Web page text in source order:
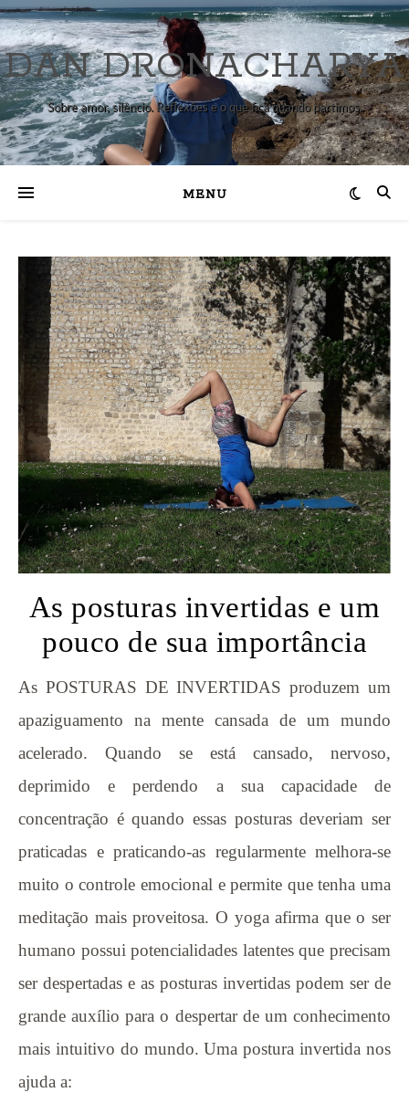
DAN DRONACHARYA
Sobre amor, silêncio. Reflexões e o que fica quando partimos.
MENU
As posturas invertidas e um
pouco de sua importância
As POSTURAS DE INVERTIDAS produzem um
apaziguamento na mente cansada de um mundo
acelerado. Quando se está cansado, nervoso,
deprimido e perdendo a sua capacidade de
concentração é quando essas posturas deveriam ser
praticadas e praticando-as regularmente melhora-se
muito o controle emocional e permite que tenha uma
meditação mais proveitosa. O yoga afirma que o ser
humano possui potencialidades latentes que precisam
ser despertadas e as posturas invertidas podem ser de
grande auxílio para o despertar de um conhecimento
mais intuitivo do mundo. Uma postura invertida nos
ajuda a: